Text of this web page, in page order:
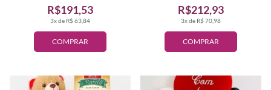
COMPRAR
3x de R$ 63,84
R$191,53
COMPRAR
3x de R$ 70,98
R$212,93